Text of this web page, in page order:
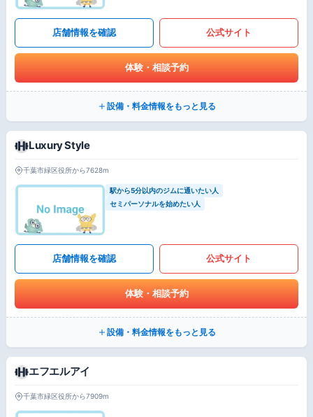
店舗情報を確認 公式サイト
体験・相談予約
設備・料金情報をもっと見る
Luxury Style
千葉市緑区役所から7628m
駅から5分以内のジムに通いたい人
セミパーソナルを始めたい人
店舗情報を確認 公式サイト
体験・相談予約
設備・料金情報をもっと見る
エフエルアイ
千葉市緑区役所から7909m